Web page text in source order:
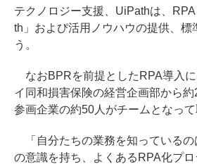
テクノロジー支援、UiPathは、
th」および活用ノウハウの提供、標
う。
なおBPRを前提としたRPA導入
イ同和損害保険の経営企画部から約
参画企業の約50人がチームとなって
「自分たちの業務を知っているの
の意識を持ち、よくあるRPA化プ